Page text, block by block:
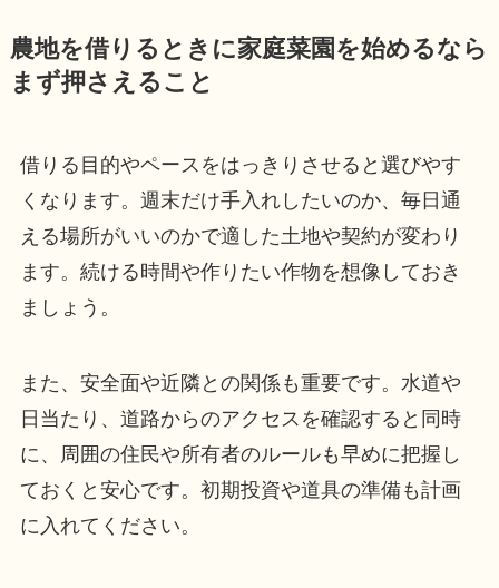
農地を借りるときに家庭菜園を始めるなら
まず押さえること
借りる目的やペースをはっきりさせると選びやす
くなります。週末だけ手入れしたいのか、毎日通
える場所がいいのかで適した土地や契約が変わり
ます。続ける時間や作りたい作物を想像しておき
ましょう。
また、安全面や近隣との関係も重要です。水道や
日当たり、道路からのアクセスを確認すると同時
に、周囲の住民や所有者のルールも早めに把握し
ておくと安心です。初期投資や道具の準備も計画
に入れてください。